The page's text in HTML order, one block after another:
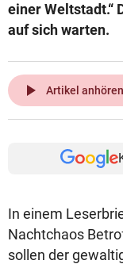
einer Weltstadt.“
auf sich warten.
play_arrow Artikel anhören
In einem
Nachtchaos
sollen der